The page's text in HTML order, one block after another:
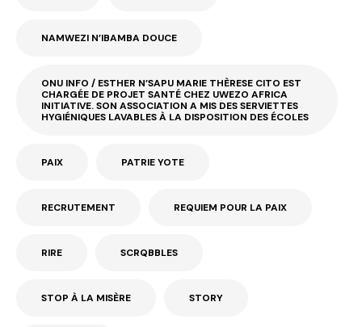
NAMWEZI N’IBAMBA DOUCE
ONU INFO / ESTHER N’SAPU MARIE THÈRESE CITO EST
CHARGÉE DE PROJET SANTÉ CHEZ UWEZO AFRICA
INITIATIVE. SON ASSOCIATION A MIS DES SERVIETTES
HYGIÉNIQUES LAVABLES À LA DISPOSITION DES ÉCOLES
PAIX PATRIE YOTE
RECRUTEMENT REQUIEM POUR LA PAIX
RIRE SCRQBBLES
STOP À LA MISÈRE STORY